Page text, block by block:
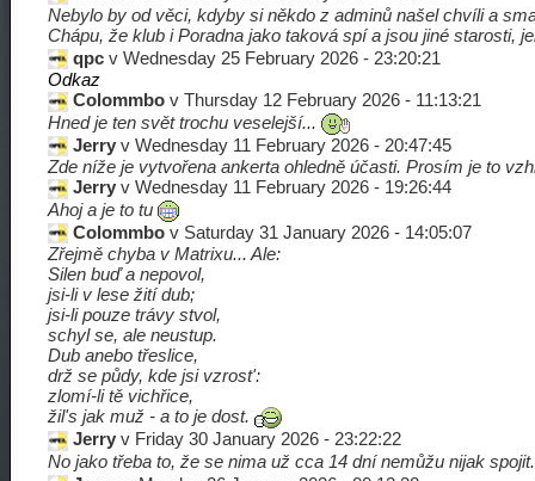
Nebylo by od věci, kdyby si někdo z adminů našel chvíli a
Chápu, že klub i Poradna jako taková spí a jsou jiné starosti,
qpc v Wednesday 25 February 2026 - 23:20:21
Odkaz
Colommbo v Thursday 12 February 2026 - 11:13:21
Hned je ten svět trochu veselejší...
Jerry v Wednesday 11 February 2026 - 20:47:45
Zde níže je vytvořena ankerta ohledně účasti. Prosím je to
Jerry v Wednesday 11 February 2026 - 19:26:44
Ahoj a je to tu
Colommbo v Saturday 31 January 2026 - 14:05:07
Zřejmě chyba v Matrixu... Ale:
Silen buď a nepovol,
jsi-li v lese žití dub;
jsi-li pouze trávy stvol,
schyl se, ale neustup.
Dub anebo třeslice,
drž se půdy, kde jsi vzrost':
zlomí-li tě vichřice,
žil's jak muž - a to je dost.
Jerry v Friday 30 January 2026 - 23:22:22
No jako třeba to, že se nima už cca 14 dní nemůžu nijak